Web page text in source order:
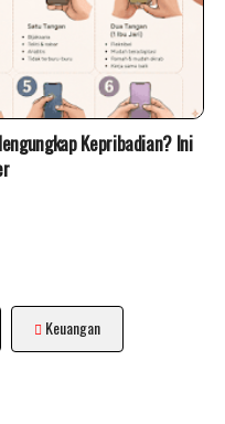
Kepribadian? Ini
Keuangan